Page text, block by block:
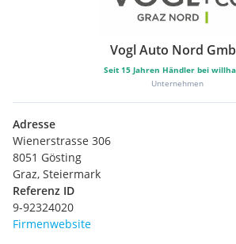
Vogl Auto Nord
Seit 15 Jahren Händler bei
Unternehmen
Adresse
Wienerstrasse 306
8051 Gösting
Graz, Steiermark
Referenz ID
9-92324020
Firmenwebsite